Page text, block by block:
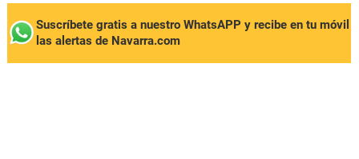
Suscríbete gratis a nuestro WhatsAPP y recibe en tu móvil
las alertas de Navarra.com